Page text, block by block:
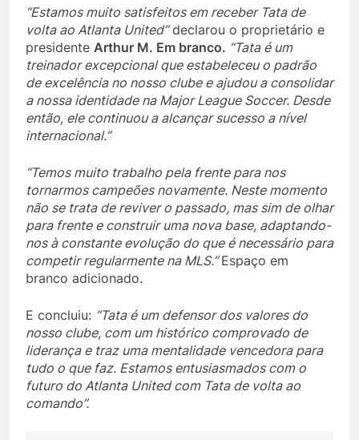
“Estamos muito satisfeitos em receber Tata de
volta ao Atlanta United”declarou o proprietário e
presidente Arthur M. Em branco. “Tata é um
treinador excepcional que estabeleceu o padrão
de excelência no nosso clube e ajudou a consolidar
a nossa identidade na Major League Soccer. Desde
então, ele continuou a alcançar sucesso a nível
internacional.”
“Temos muito trabalho pela frente para nos
tornarmos campeões novamente. Neste momento
não se trata de reviver o passado, mas sim de olhar
para frente e construir uma nova base, adaptando-
nos à constante evolução do que é necessário para
competir regularmente na MLS.”Espaço em
branco adicionado.
E concluiu: “Tata é um defensor dos valores do
nosso clube, com um histórico comprovado de
liderança e traz uma mentalidade vencedora para
tudo o que faz. Estamos entusiasmados com o
futuro do Atlanta United com Tata de volta ao
comando”.